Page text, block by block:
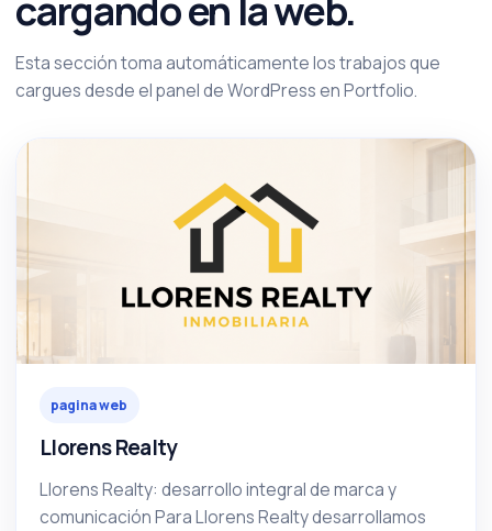
Esta sección toma automáticamente los trabajos que
cargues desde el panel de WordPress en Portfolio.
pagina web
Llorens Realty
Llorens Realty: desarrollo integral de marca y
comunicación Para Llorens Realty desarrollamos